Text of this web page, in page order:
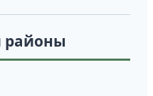
районы